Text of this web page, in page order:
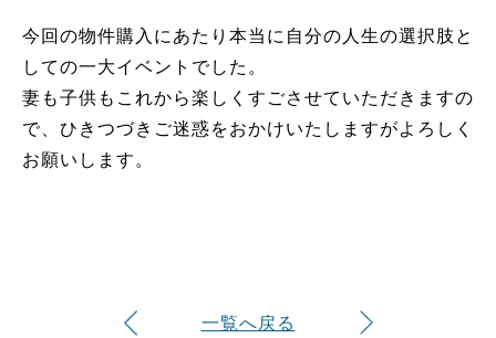
今回の物件購入にあたり本当に自分の人生の選択肢と
しての一大イベントでした。
妻も子供もこれから楽しくすごさせていただきますの
で、ひきつづきご迷惑をおかけいたしますがよろしく
お願いします。
一覧へ戻る